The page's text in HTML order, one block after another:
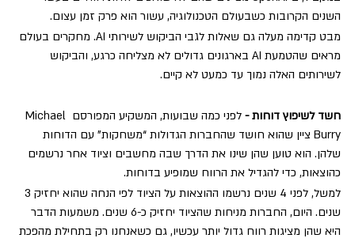
השנים הקרובות כשבעולם הטכנולוגיה, עשור הוא פרק זמן עצום.
מבט קדימה מעלה גם שאלות לגבי הביקוש לשירותי AI. מחקרים בעולם
מראים שהטמעת AI בארגונים גדולים לא מצליחה כרגע, והביקוש
לשירותים האלה נמוך עד כמעט לא קיים.
חשד לשיפוץ דוחות -
לפני כמה שבועות, המשקיע המפורסם Michael
Burry ציין שהוא חושד שהחברות הגדולות “משחקות” עם הדוחות
שלהן. הוא טוען שהן שינו את הדרך שבה מחשבים וציוד אחר נרשמים
כהוצאות, כדי להגדיל את הרווח שמופיע בדוחות.
שנים. היום, החברות מניחות שהציוד יחזיק כ-6 שנים. משמעות הדבר
היא שהן מציגות רווח גדול יותר עכשיו, גם כשאנחנו רק בתחילת מהפכת